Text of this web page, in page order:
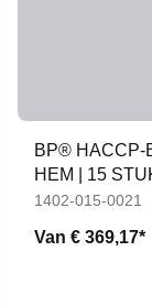
BP® HACCP-
HEM | 15
1402-015-0021
Van € 369,17*